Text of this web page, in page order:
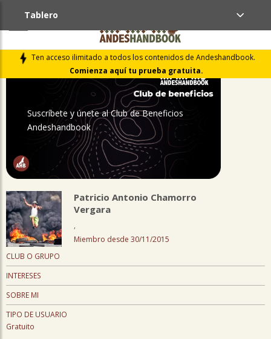
Ten acceso ilimitado a todos los contenidos de Andeshandbook.
Comienza aquí tu prueba gratuita.
Tablero
Suscríbete y únete al Club de Beneficios
Andeshandbook
Patricio Antonio Chamorro
Vergara
,
Miembro desde 30/11/2015
CLUB O GRUPO
INTERESES
SOBRE MI
TIPO DE USUARIO
Gratuito